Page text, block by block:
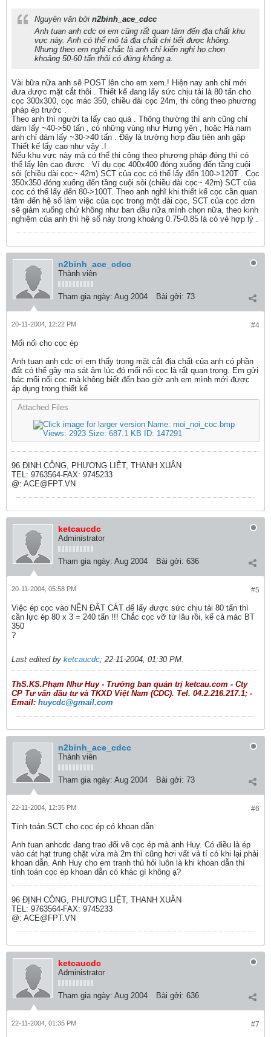
Nguyên văn bởi n2binh_ace_cdcc
Anh tuan anh cdc ơi em cũng rất quan tâm đến địa chất khu
vực này. Anh có thể mô tả địa chất chi tiết được không.
Nhưng theo em nghĩ chắc là anh chỉ kiến nghị họ chọn
khoảng 50-60 tấn thôi có đúng không ạ.
Vài bữa nữa anh sẽ POST lên cho em xem.! Hiện nay anh chỉ mới
đưa được mặt cắt thôi . Thiết kế đang lấy sức chịu tải là 80 tấn cho
cọc 300x300, cọc mác 350, chiều dài cọc 24m, thi công theo phương
pháp ép trước .
Theo anh thì người ta lấy cao quá . Thông thường thì anh cũng chỉ
dám lấy ~40->50 tấn , có những vùng như Hưng yên , hoặc Hà nam
anh chỉ dám lấy ~30->40 tấn . Đây là trường hợp đầu tiên anh gặp
Thiết kế lấy cao như vậy .!
Nếu khu vực này mà có thể thi công theo phương pháp đóng thì có
thể lấy lên cao được . Ví dụ cọc 400x400 đóng xuống đến tầng cuội
sỏi (chiều dài cọc~ 42m) SCT của cọc có thể lấy đến 100->120T . Cọc
350x350 đóng xuống đến tầng cuội sỏi (chiều dài cọc~ 42m) SCT của
cọc có thể lấy đến 80->100T. Theo anh nghĩ khi thiết kế cọc cần quan
tâm đến hệ số làm việc của cọc trong một đài cọc, SCT của cọc đơn
sẽ giảm xuống chứ không như ban đầu nữa mình chọn nữa, theo kinh
nghiệm của anh thì hệ số này trong khoảng 0.75-0.85 là có vẻ hợp lý .
n2binh_ace_cdcc
Thành viên
Tham gia ngày: Aug 2004 Bài gởi: 73
#4
20-11-2004, 12:22 PM
Mối nối cho cọc ép
Anh tuan anh cdc ơi em thấy trong mặt cắt địa chất của anh có phần
đất có thể gây ma sát âm lúc đó mối nối cọc là rất quan trọng. Em gửi
bác mối nối cọc mà không biết đến bao giờ anh em mình mới được
áp dụng trong thiết kế
Attached Files
96 ĐỊNH CÔNG, PHƯƠNG LIỆT, THANH XUÂN
TEL: 9763564-FAX: 9745233
@: ACE@FPT.VN
ketcaucdc
Administrator
Tham gia ngày: Aug 2004 Bài gởi: 636
#5
20-11-2004, 05:58 PM
Việc ép cọc vào NỀN ĐẤT CÁT để lấy được sức chịu tải 80 tấn thì
cần lực ép 80 x 3 = 240 tấn !!! Chắc cọc vỡ từ lâu rồi, kể cả mác BT
350
?
Last edited by ketcaucdc; 22-11-2004, 01:30 PM.
ThS.KS.Phạm Như Huy - Trưởng ban quản trị ketcau.com - Cty
CP Tư vấn đầu tư và TKXD Việt Nam (CDC). Tel. 04.2.216.217.1; -
Email: huycdc@gmail.com
n2binh_ace_cdcc
Thành viên
Tham gia ngày: Aug 2004 Bài gởi: 73
#6
22-11-2004, 12:35 PM
Tính toán SCT cho cọc ép có khoan dẫn
Anh tuan anhcdc đang trao đổi về cọc ép mà anh Huy. Có điều là ép
vào cát hạt trung chặt vừa mà 2m thì cũng hơi vất vả tí có khi lại phải
khoan dẫn. Anh Huy cho em tranh thủ hỏi luôn là khi khoan dẫn thì
tính toán cọc ép khoan dẫn có khác gì không ạ?
96 ĐỊNH CÔNG, PHƯƠNG LIỆT, THANH XUÂN
TEL: 9763564-FAX: 9745233
@: ACE@FPT.VN
ketcaucdc
Administrator
Tham gia ngày: Aug 2004 Bài gởi: 636
#7
22-11-2004, 01:35 PM